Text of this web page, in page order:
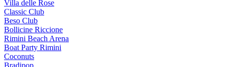
Villa delle Rose
Classic Club
Beso Club
Bollicine Riccione
Rimini Beach Arena
Boat Party Rimini
Coconuts
Bradipop